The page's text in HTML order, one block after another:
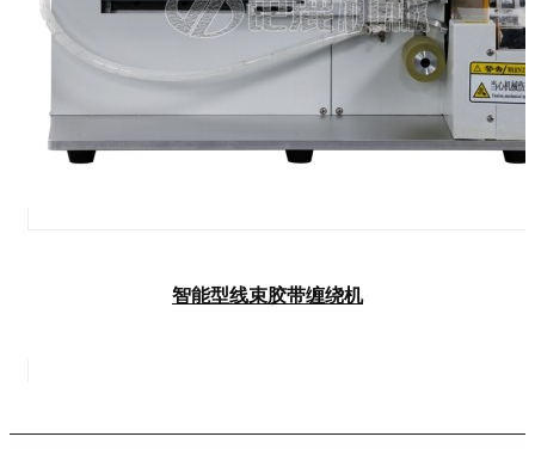
智能型线束胶带缠绕机